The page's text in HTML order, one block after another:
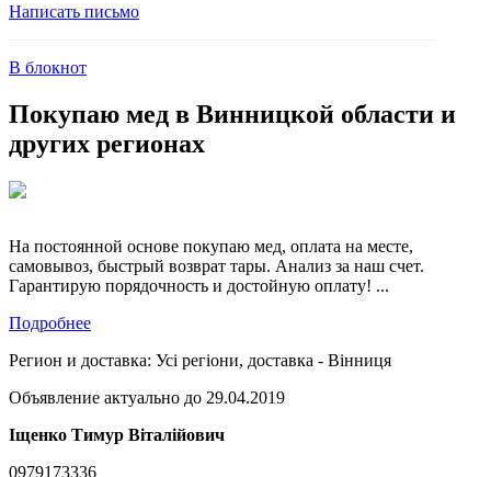
Написать письмо
В блокнот
Покупаю мед в Винницкой области и
других регионах
На постоянной основе покупаю мед, оплата на месте,
самовывоз, быстрый возврат тары. Анализ за наш счет.
Гарантирую порядочность и достойную оплату! ...
Подробнее
Регион и доставка: Усі регіони, доставка - Вінниця
Объявление актуально до 29.04.2019
Іщенко Тимур Віталійович
0979173336